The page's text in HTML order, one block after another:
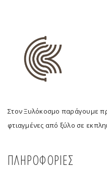
Στον Ξυλόκοσμο παράγουμε
φτιαγμένες από ξύλο σε
ΠΛΗΡΟΦΟΡΙΕΣ